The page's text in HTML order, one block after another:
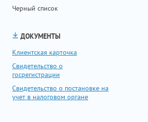
Черный список
ДОКУМЕНТЫ
Клиентская карточка
Свидетельство о
госрегистрации
Свидетельство о постановке на
учет в налоговом органе